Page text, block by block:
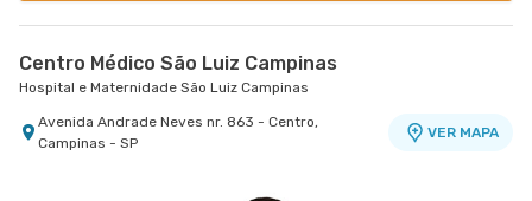
Centro Médico São Luiz Campinas
Hospital e Maternidade São Luiz Campinas
Avenida Andrade Neves nr. 863 - Centro,
Campinas - SP
VER MAPA